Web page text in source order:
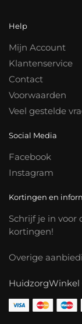
Help
Mijn Account
Klantenservice
Contact
Voorwaarden
Veel gestelde
Social Media
Facebook
Instagram
Kortingen en
Schrijf je in voor
kortingen!
Overige
HuidzorgWinkel